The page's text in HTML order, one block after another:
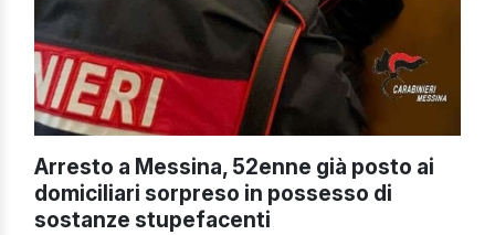
Arresto a Messina, 52enne già posto ai
domiciliari sorpreso in possesso di
sostanze stupefacenti